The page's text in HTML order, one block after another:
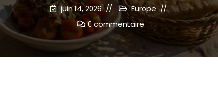
juin 14, 2026
Europe
0 commentaire